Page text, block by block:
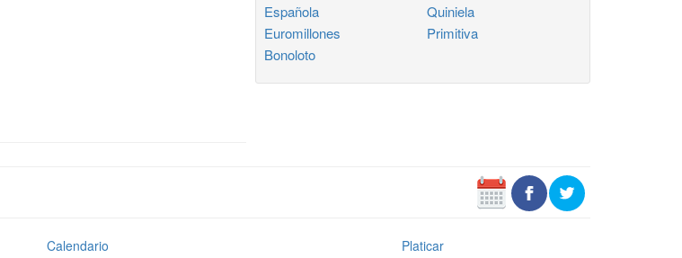
Española
Euromillones
Bonoloto
Quiniela
Primitiva
Calendario Platicar